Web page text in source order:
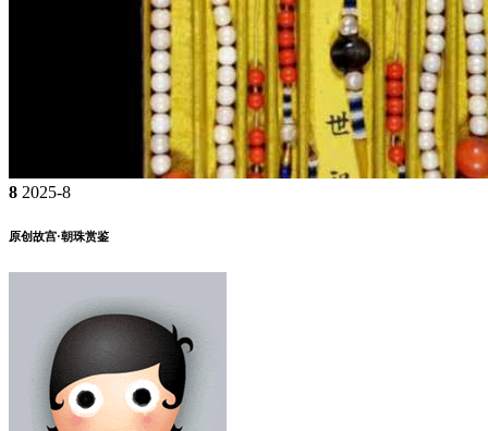
8 2025-8
原创故宫·朝珠赏鉴